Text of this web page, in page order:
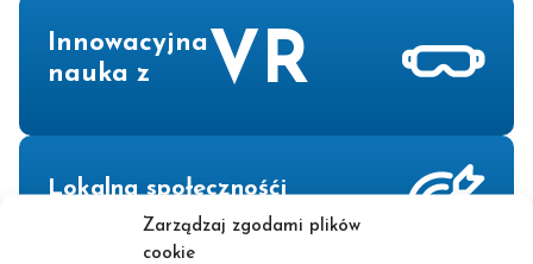
Zarządzaj zgodami plików
cookie
Innowacyjna
nauka z
VR
Lokalna społecznośći
i inicjatywy